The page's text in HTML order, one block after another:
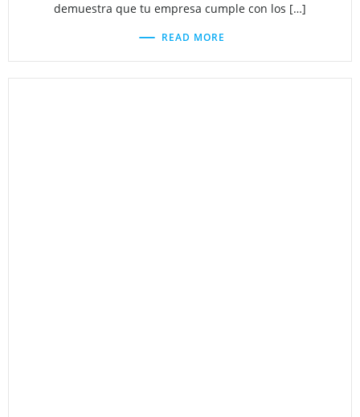
demuestra que tu empresa cumple con los […]
READ MORE